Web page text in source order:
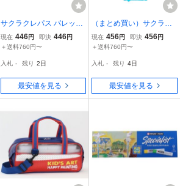
サクラクレパス パレット
18色用 パレット18 0000
8424
現在 446円 即決 446円
＋送料760円〜
入札 - 残り 2日
最安値を見る
（まとめ買い）サクラク
レパス 絵の具 マット水彩
5ml 単色 パック入り あお
現在 456円 即決 456円
＋送料760円〜
入札 - 残り 4日
最安値を見る